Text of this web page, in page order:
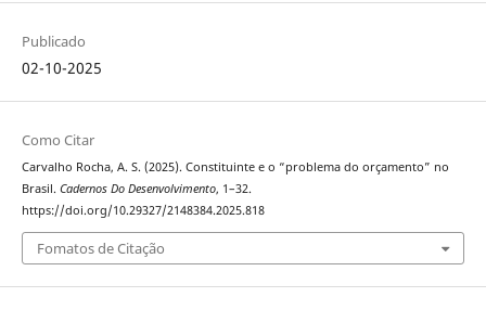
Publicado
02-10-2025
Como Citar
Carvalho Rocha, A. S. (2025). Constituinte e o “problema do orçamento” no
Brasil. Cadernos Do Desenvolvimento, 1–32.
https://doi.org/10.29327/2148384.2025.818
Fomatos de Citação